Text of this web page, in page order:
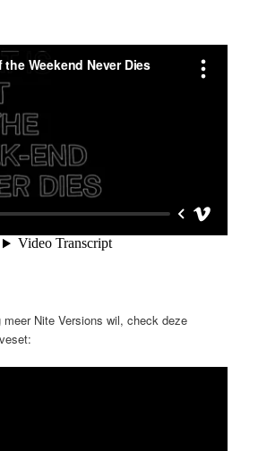
meer Nite Versions wil, check deze